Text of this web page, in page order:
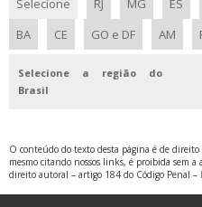
Selecione RJ MG ES
BA
CE GO e DF AM
Selecione a região do
Brasil
O conteúdo do texto desta página é de
mesmo citando nossos links, é proibida sem
direito autoral – artigo 184 do Código Penal –